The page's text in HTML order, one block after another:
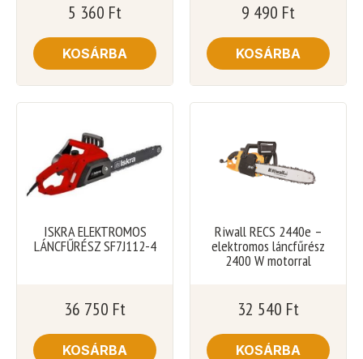
5 360 Ft
KOSÁRBA
9 490 Ft
KOSÁRBA
ISKRA ELEKTROMOS
LÁNCFŰRÉSZ SF7J112-4
36 750 Ft
KOSÁRBA
Riwall RECS 2440e –
elektromos láncfűrész
2400 W motorral
32 540 Ft
KOSÁRBA